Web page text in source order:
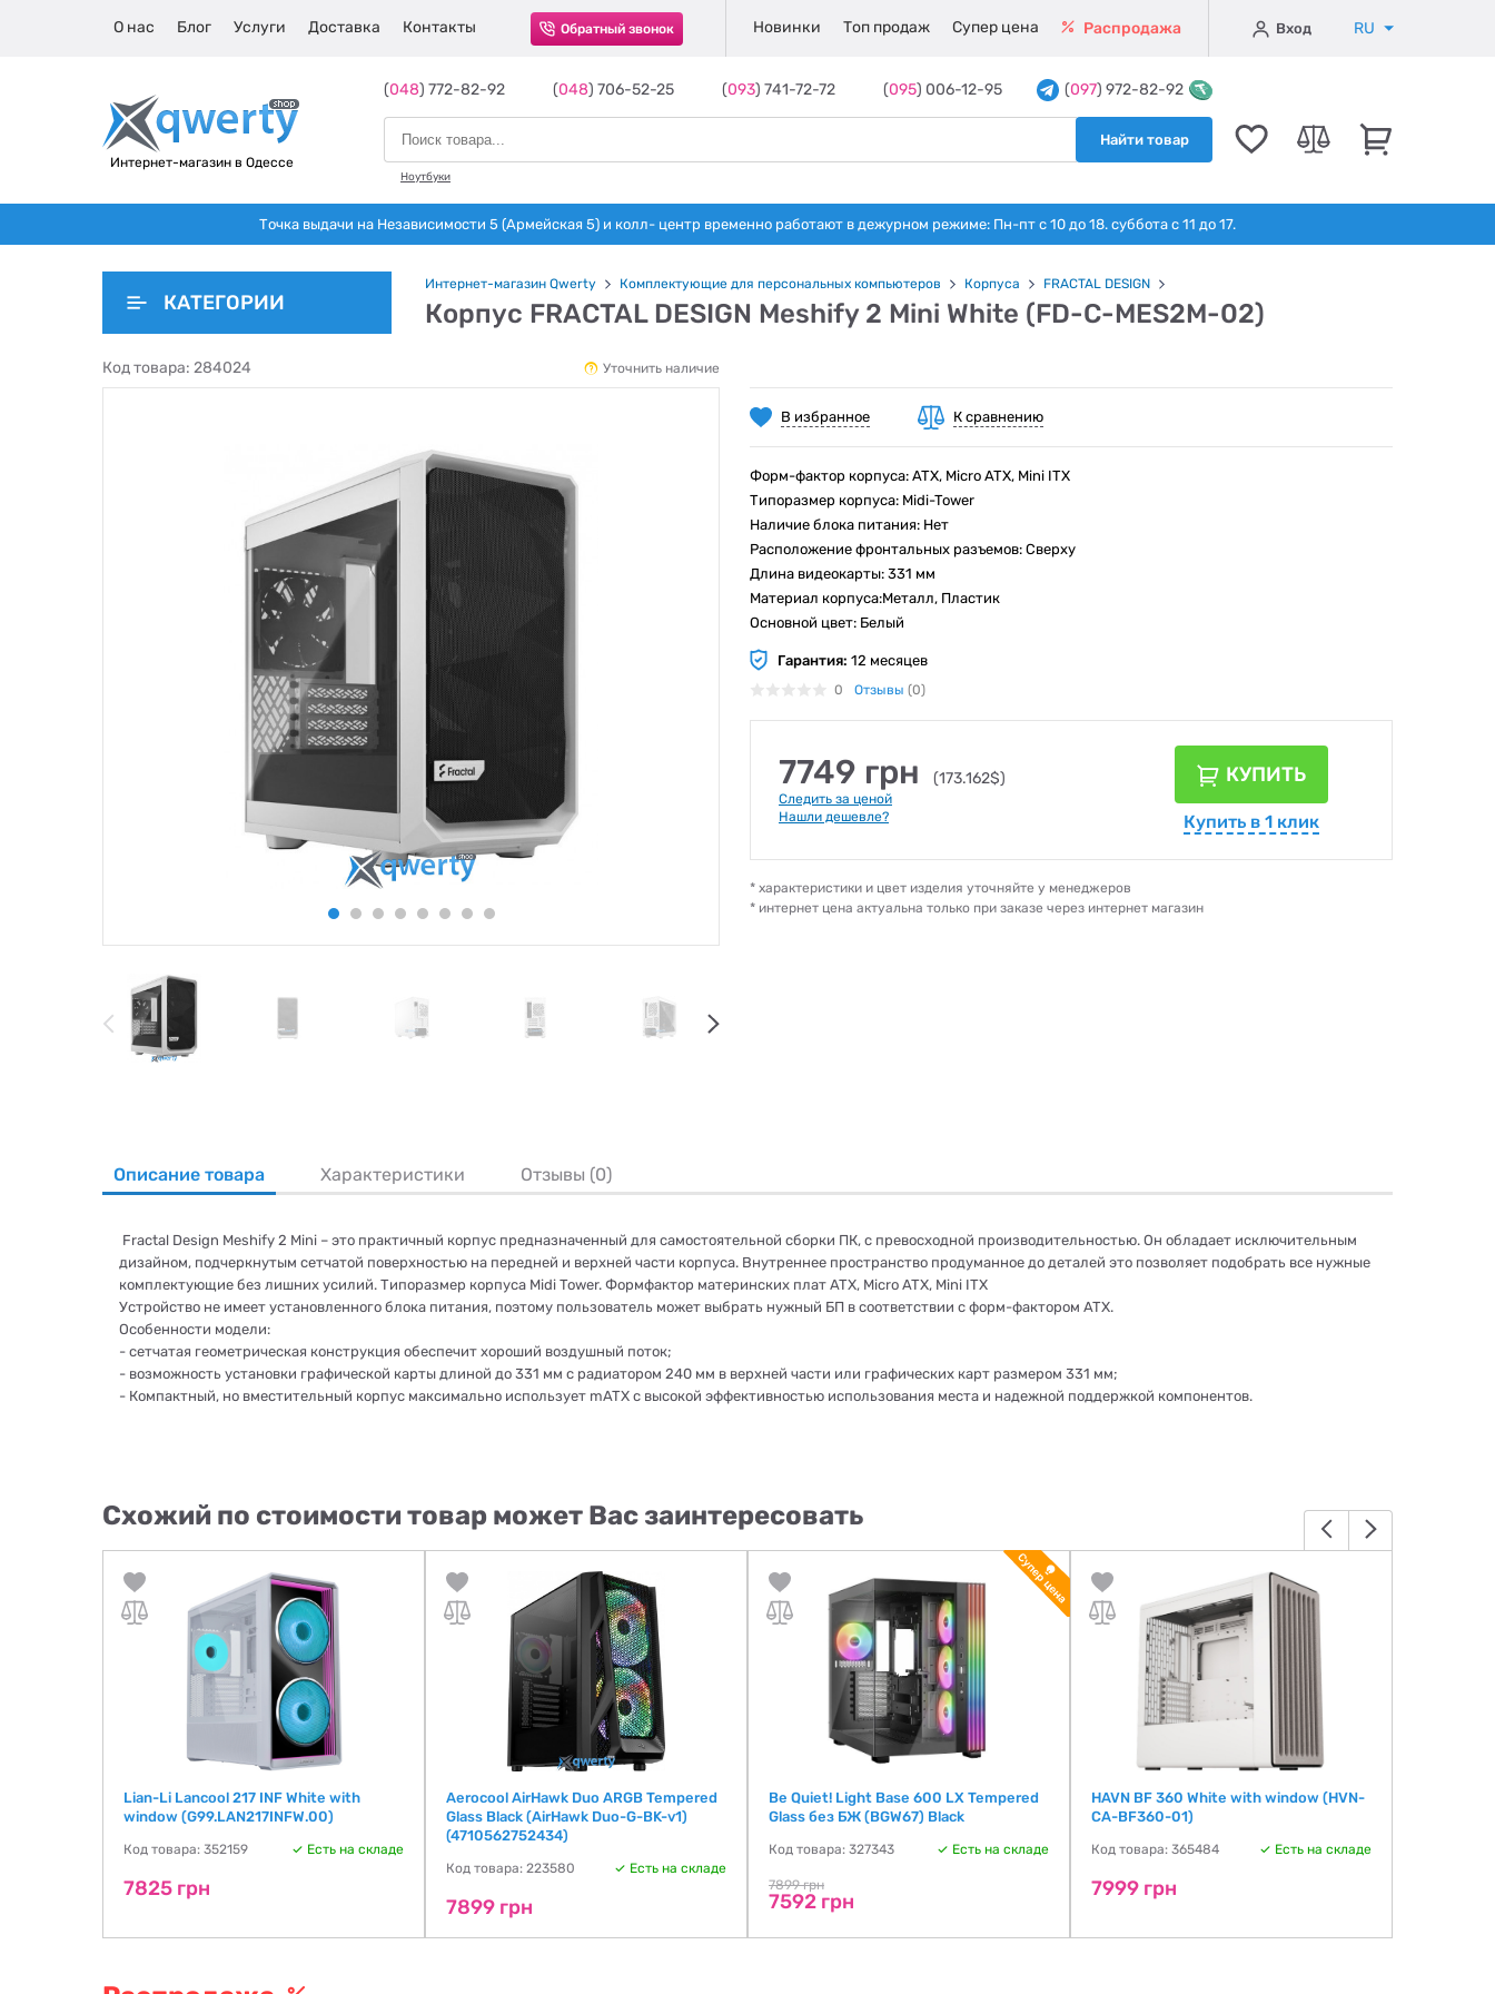
О нас Блог Услуги Доставка Контакты Обратный звонок Новинки Топ продаж Супер цена Распродажа Вход RU
Интернет-магазин в Одессе
(048) 772-82-92 (048) 706-52-25 (093) 741-72-72 (095) 006-12-95 (097) 972-82-92
Найти товар
Ноутбуки
Точка выдачи на Независимости 5 (Армейская 5) и колл- центр временно работают в дежурном режиме: Пн-пт с 10 до 18. суббота с 11 до 17.
КАТЕГОРИИ
Интернет-магазин Qwerty Комплектующие для персональных компьютеров Корпуса FRACTAL DESIGN
Корпус FRACTAL DESIGN Meshify 2 Mini White (FD-C-MES2M-02)
Код товара: 284024 Уточнить наличие
В избранное К сравнению
Форм-фактор корпуса: ATX, Micro ATX, Mini ITX
Типоразмер корпуса: Midi-Tower
Наличие блока питания: Нет
Расположение фронтальных разъемов: Сверху
Длина видеокарты: 331 мм
Материал корпуса:Металл, Пластик
Основной цвет: Белый
Гарантия: 12 месяцев
0 Отзывы (0)
7749 грн (173.162$)
Следить за ценой
Нашли дешевле?
КУПИТЬ
Купить в 1 клик
* характеристики и цвет изделия уточняйте у менеджеров
* интернет цена актуальна только при заказе через интернет магазин
Описание товара Характеристики Отзывы (0)
Fractal Design Meshify 2 Mini – это практичный корпус предназначенный для самостоятельной сборки ПК, с превосходной производительностью. Он обладает исключительным
дизайном, подчеркнутым сетчатой ​​поверхностью на передней и верхней части корпуса. Внутреннее пространство продуманное до деталей это позволяет подобрать все нужные
комплектующие без лишних усилий. Типоразмер корпуса Midi Tower. Формфактор материнских плат ATX, Micro ATX, Mini ITX
Устройство не имеет установленного блока питания, поэтому пользователь может выбрать нужный БП в соответствии с форм-фактором ATX.
Особенности модели:
- сетчатая геометрическая конструкция обеспечит хороший воздушный поток;
- возможность установки графической карты длиной до 331 мм с радиатором 240 мм в верхней части или графических карт размером 331 мм;
- Компактный, но вместительный корпус максимально использует mATX с высокой эффективностью использования места и надежной поддержкой компонентов.
Схожий по стоимости товар может Вас заинтересовать
Lian-Li Lancool 217 INF White with
window (G99.LAN217INFW.00)
Код товара: 352159 Есть на складе
7825 грн
Aerocool AirHawk Duo ARGB Tempered
Glass Black (AirHawk Duo-G-BK-v1)
(4710562752434)
Код товара: 223580 Есть на складе
7899 грн
Be Quiet! Light Base 600 LX Tempered
Glass без БЖ (BGW67) Black
Код товара: 327343 Есть на складе
7899 грн
7592 грн
HAVN BF 360 White with window (HVN-
CA-BF360-01)
Код товара: 365484 Есть на складе
7999 грн